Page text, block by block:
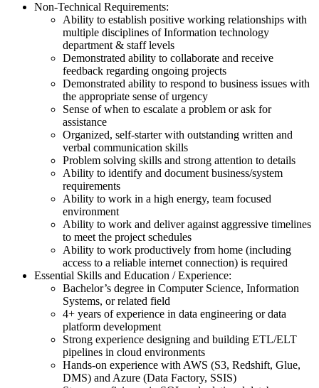
Non-Technical Requirements:
Ability to establish positive working relationships with
multiple disciplines of Information technology
department & staff levels
Demonstrated ability to collaborate and receive
feedback regarding ongoing projects
Demonstrated ability to respond to business issues with
the appropriate sense of urgency
Sense of when to escalate a problem or ask for
assistance
Organized, self-starter with outstanding written and
verbal communication skills
Problem solving skills and strong attention to details
Ability to identify and document business/system
requirements
Ability to work in a high energy, team focused
environment
Ability to work and deliver against aggressive timelines
to meet the project schedules
Ability to work productively from home (including
access to a reliable internet connection) is required
Essential Skills and Education / Experience:
Bachelor’s degree in Computer Science, Information
Systems, or related field
4+ years of experience in data engineering or data
platform development
Strong experience designing and building ETL/ELT
pipelines in cloud environments
Hands-on experience with AWS (S3, Redshift, Glue,
DMS) and Azure (Data Factory, SSIS)